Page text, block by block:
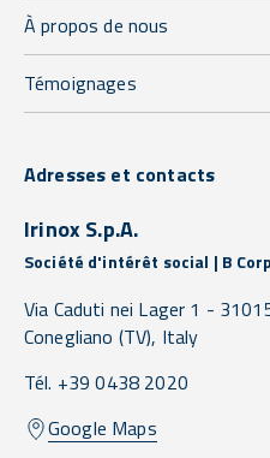
À propos de nous
Témoignages
Adresses et contacts
Irinox S.p.A.
Société d'intérêt social | B
Via Caduti nei Lager 1 -
Conegliano (TV), Italy
Tél. +39 0438 2020
Google Maps